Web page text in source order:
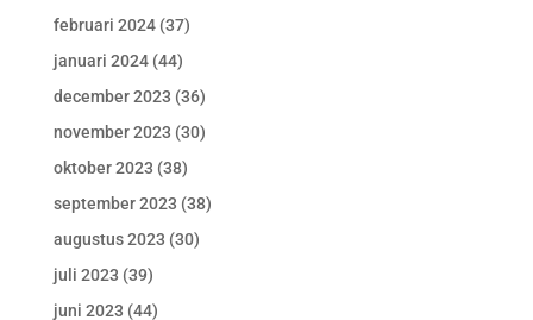
februari 2024(37)
januari 2024(44)
december 2023 (36)
november 2023 (30)
oktober 2023 (38)
september 2023 (38)
augustus 2023 (30)
juli 2023 (39)
juni 2023 (44)